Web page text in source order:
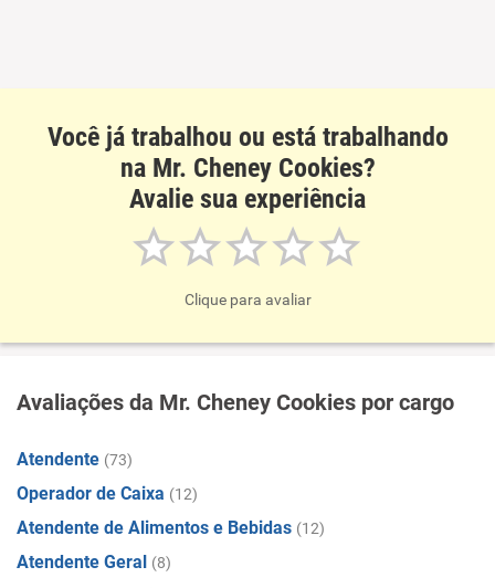
Você já trabalhou ou está trabalhando
na Mr. Cheney Cookies?
Avalie sua experiência
Clique para avaliar
Avaliações da Mr. Cheney Cookies por cargo
Atendente (73)
Operador de Caixa (12)
Atendente de Alimentos e Bebidas (12)
Atendente Geral (8)